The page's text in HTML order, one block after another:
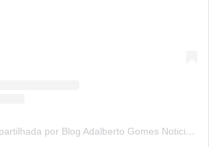
Uma publicação partilhada por Blog Adalberto Gomes Noticias (@blogadalbertogomesnoticiass)